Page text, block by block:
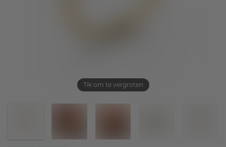
Tik om te vergroten